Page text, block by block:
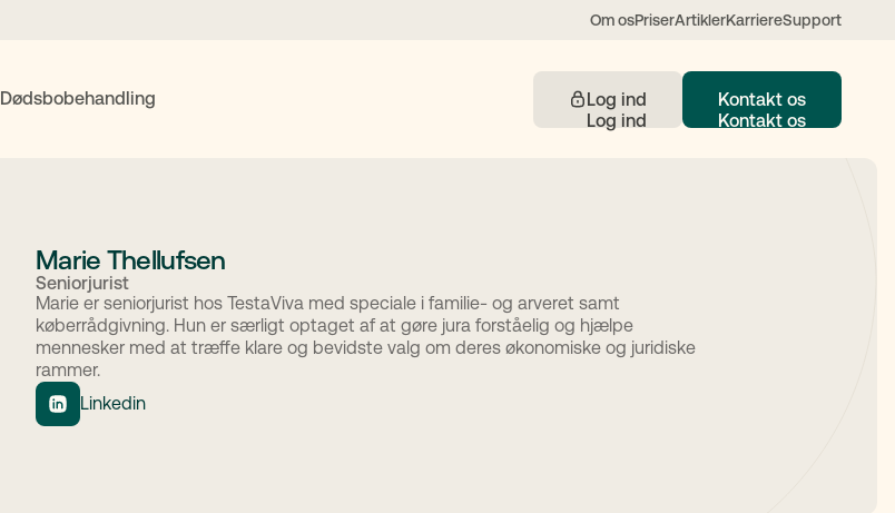
Om osPriserArtiklerKarriereSupport
Dødsbobehandling Log ind Kontakt os
Marie Thellufsen
Seniorjurist
Marie er seniorjurist hos TestaViva med speciale i familie- og arveret samt
køberrådgivning. Hun er særligt optaget af at gøre jura forståelig og hjælpe
mennesker med at træffe klare og bevidste valg om deres økonomiske og juridiske
rammer.
Linkedin
Søgning understøttet af AI